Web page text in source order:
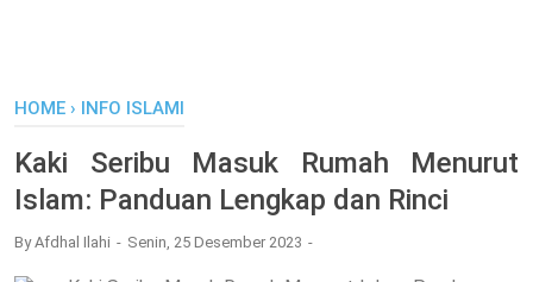
HOME › INFO ISLAMI
Kaki Seribu Masuk Rumah Menurut
Islam: Panduan Lengkap dan Rinci
ByAfdhal Ilahi Senin, 25 Desember 2023